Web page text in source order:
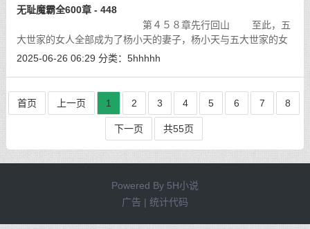
无耻魔霸全600章 - 448
第４５８章先行回山 至此，五
大世家的女人全部成为了杨小天的妻子，杨小天与五大世家的女
人们商议之后，由柳茹仙和花伶蓉两女带着她们先回天山，等杨
2025-06-26 06:29 分类： 5hhhhh
首页 上一页 1 2 3 4 5 6 7 8
下一页 共55页
Powered By 5H小说
广告 | 统计代码